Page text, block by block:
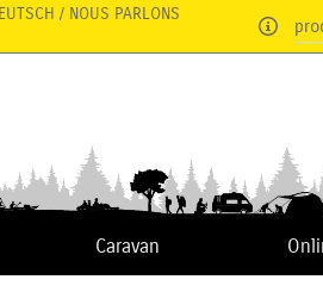
/ NOUS PARLONS
Caravan